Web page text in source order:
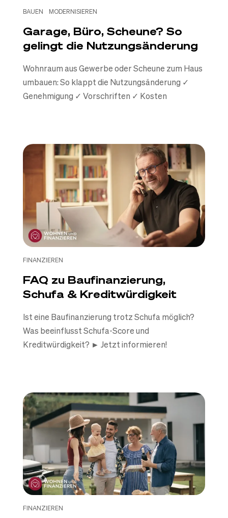
BAUEN MODERNISIEREN
Garage, Büro, Scheune? So
gelingt die Nutzungsänderung
Wohnraum aus Gewerbe oder Scheune zum Haus
umbauen: So klappt die Nutzungsänderung ✓
Genehmigung ✓ Vorschriften ✓ Kosten
FINANZIEREN
FAQ zu Baufinanzierung,
Schufa & Kreditwürdigkeit
Ist eine Baufinanzierung trotz Schufa möglich?
Was beeinflusst Schufa-Score und
Kreditwürdigkeit? ► Jetzt informieren!
FINANZIEREN